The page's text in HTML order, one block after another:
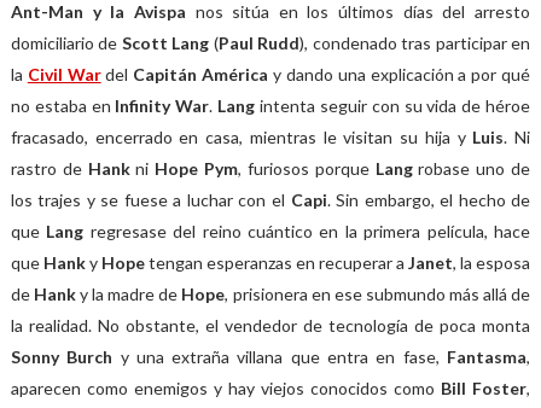
Ant-Man y la Avispa nos sitúa en los últimos días del arresto
domiciliario de Scott Lang (Paul Rudd), condenado tras participar en
la Civil Wardel Capitán Américay dando una explicación a por qué
no estaba en Infinity War. Langintenta seguir con su vida de héroe
fracasado, encerrado en casa, mientras le visitan su hija y Luis. Ni
rastro de Hankni Hope Pym, furiosos porque Langrobase uno de
los trajes y se fuese a luchar con el Capi. Sin embargo, el hecho de
que Lang regresase del reino cuántico en la primera película, hace
que Hanky Hopetengan esperanzas en recuperar aJanet, la esposa
de Hanky la madre de Hope, prisionera en ese submundo más allá de
la realidad. No obstante, el vendedor de tecnología de poca monta
Sonny Burch y una extraña villana que entra en fase, Fantasma,
aparecen como enemigos y hay viejos conocidos como Bill Foster,